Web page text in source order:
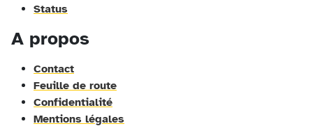
Status
A propos
Contact
Feuille de route
Confidentialité
Mentions légales